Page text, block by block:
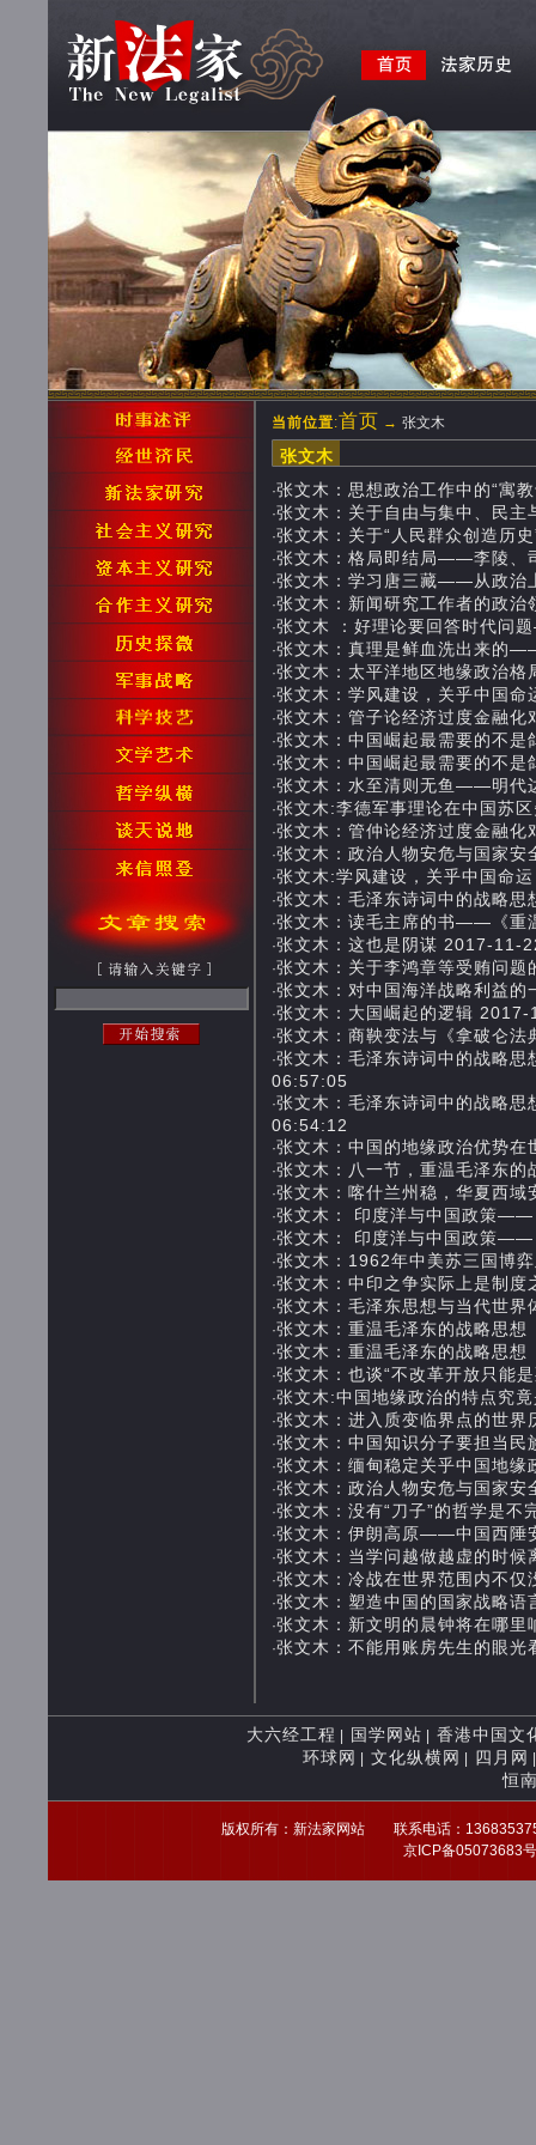
当前位置:首页 → 张文木
张文木
·张文木：思想政治工作中的“寓
·张文木：关于自由与集中、民
·张文木：关于“人民群众创造历
·张文木：格局即结局——李陵、
·张文木：学习唐三藏——从政治
·张文木：新闻研究工作者的政
·张文木 ：好理论要回答时代问
·张文木：真理是鲜血洗出来的
·张文木：太平洋地区地缘政治
·张文木：学风建设，关乎中国
·张文木：管子论经济过度金融
·张文木：中国崛起最需要的不
·张文木：中国崛起最需要的不
·张文木：水至清则无鱼——明代
·张文木:李德军事理论在中国苏
·张文木：管仲论经济过度金融
·张文木：政治人物安危与国家
·张文木:学风建设，关乎中国命
·张文木：毛泽东诗词中的战略
·张文木：读毛主席的书——《重
·张文木：这也是阴谋 2017-11-
·张文木：关于李鸿章等受贿问
·张文木：对中国海洋战略利益
·张文木：大国崛起的逻辑
·张文木：商鞅变法与《拿破仑
·张文木：毛泽东诗词中的战略
06:57:05
·张文木：毛泽东诗词中的战略
06:54:12
·张文木：中国的地缘政治优势
·张文木：八一节，重温毛泽东
·张文木：喀什兰州稳，华夏西
·张文木： 印度洋与中国政策
·张文木： 印度洋与中国政策
·张文木：1962年中美苏三国博
·张文木：中印之争实际上是制
·张文木：毛泽东思想与当代世
·张文木：重温毛泽东的战略思
·张文木：重温毛泽东的战略思
·张文木：也谈“不改革开放只能
·张文木:中国地缘政治的特点究
·张文木：进入质变临界点的世
·张文木：中国知识分子要担当
·张文木：缅甸稳定关乎中国地
·张文木：政治人物安危与国家
·张文木：没有“刀子”的哲学是
·张文木：伊朗高原——中国西陲
·张文木：当学问越做越虚的时
·张文木：冷战在世界范围内不
·张文木：塑造中国的国家战略
·张文木：新文明的晨钟将在哪
·张文木：不能用账房先生的眼
大六经工程 国学网站
香港中国文
环球网
文化纵横网 四月网
恒
版权所有：新法家网站 联系电话：
京ICP备